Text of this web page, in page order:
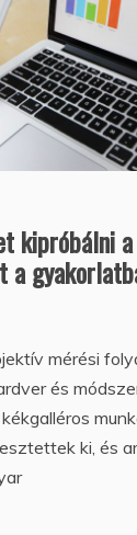
kipróbálni
a
mérési
és
ki, és